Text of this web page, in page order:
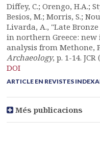
Diffey, C.; Orengo, H.A.;
Besios, M.; Morris, S.;
Livarda, A., "Late
in northern Greece:
analysis from Methone,
Archaeology, p. 1-14.
DOI
ARTICLE EN REVISTES
Més publicacions